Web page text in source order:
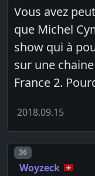
Vous avez
que Michel
show qui à
sur une
France 2.
2018.09.15
Post number
36
Woyzeck